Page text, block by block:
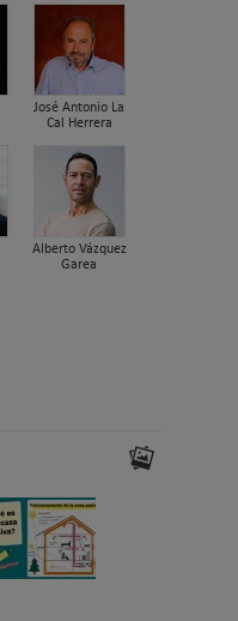
José Antonio La
Cal Herrera
Alberto Vázquez
Garea